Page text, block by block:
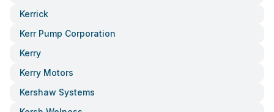
Kerrick
Kerr Pump Corporation
Kerry
Kerry Motors
Kershaw Systems